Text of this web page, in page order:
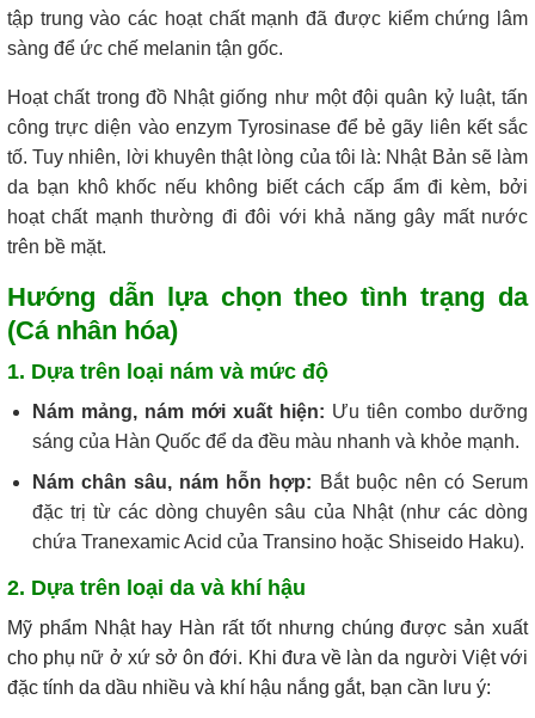
tập trung vào các hoạt chất mạnh đã được kiểm chứng lâm
sàng để ức chế melanin tận gốc.
Hoạt chất trong đồ Nhật giống như một đội quân kỷ luật, tấn
công trực diện vào enzym Tyrosinase để bẻ gãy liên kết sắc
tố. Tuy nhiên, lời khuyên thật lòng của tôi là: Nhật Bản sẽ làm
da bạn khô khốc nếu không biết cách cấp ẩm đi kèm, bởi
hoạt chất mạnh thường đi đôi với khả năng gây mất nước
trên bề mặt.
Hướng dẫn lựa chọn theo tình trạng da
(Cá nhân hóa)
1. Dựa trên loại nám và mức độ
Nám mảng, nám mới xuất hiện: Ưu tiên combo dưỡng
sáng của Hàn Quốc để da đều màu nhanh và khỏe mạnh.
Nám chân sâu, nám hỗn hợp: Bắt buộc nên có Serum
đặc trị từ các dòng chuyên sâu của Nhật (như các dòng
chứa Tranexamic Acid của Transino hoặc Shiseido Haku).
2. Dựa trên loại da và khí hậu
Mỹ phẩm Nhật hay Hàn rất tốt nhưng chúng được sản xuất
cho phụ nữ ở xứ sở ôn đới. Khi đưa về làn da người Việt với
đặc tính da dầu nhiều và khí hậu nắng gắt, bạn cần lưu ý: